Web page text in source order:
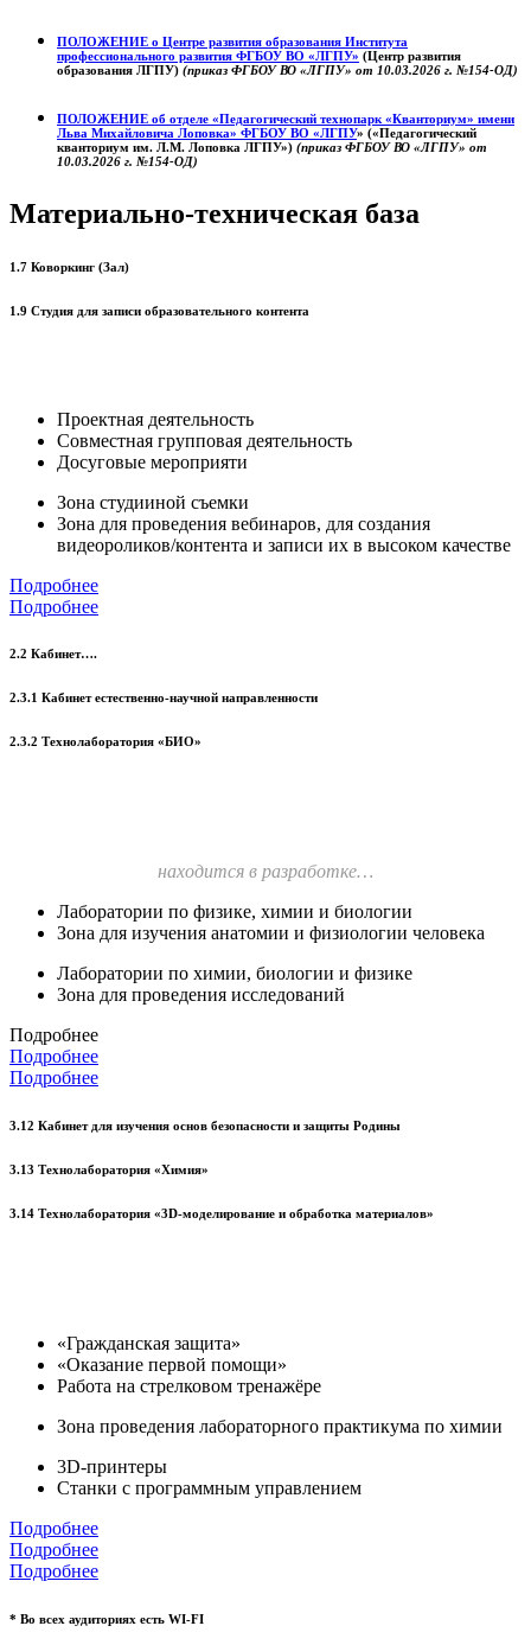
ПОЛОЖЕНИЕ о Центре развития образования Института
профессионального развития ФГБОУ ВО «ЛГПУ» (Центр развития
образования ЛГПУ) (приказ ФГБОУ ВО «ЛГПУ» от 10.03.2026 г. №154-ОД)
ПОЛОЖЕНИЕ об отделе «Педагогический технопарк «Кванториум» имени
Льва Михайловича Лоповка» ФГБОУ ВО «ЛГПУ» («Педагогический
кванториум им. Л.М. Лоповка ЛГПУ») (приказ ФГБОУ ВО «ЛГПУ» от
10.03.2026 г. №154-ОД)
Материально-техническая база
1.7 Коворкинг (Зал)
1.9 Студия для записи образовательного контента
Проектная деятельность
Совместная групповая деятельность
Досуговые мероприяти
Зона студииной съемки
Зона для проведения вебинаров, для создания
видеороликов/контента и записи их в высоком качестве
Подробнее
Подробнее
2.2 Кабинет….
2.3.1 Кабинет естественно-научной направленности
2.3.2 Технолаборатория «БИО»
находится в разработке…
Лаборатории по физике, химии и биологии
Зона для изучения анатомии и физиологии человека
Лаборатории по химии, биологии и физике
Зона для проведения исследований
Подробнее
Подробнее
Подробнее
3.12 Кабинет для изучения основ безопасности и защиты Родины
3.13 Технолаборатория «Химия»
3.14 Технолаборатория «3D-моделирование и обработка материалов»
«Гражданская защита»
«Оказание первой помощи»
Работа на стрелковом тренажёре
Зона проведения лабораторного практикума по химии
3D-принтеры
Станки с программным управлением
Подробнее
Подробнее
Подробнее
* Во всех аудиториях есть WI-FI